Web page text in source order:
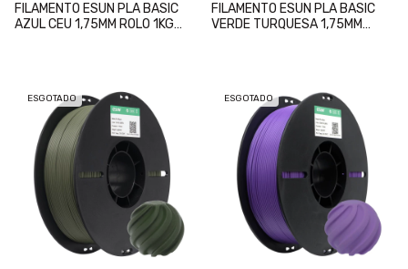
FILAMENTO ESUN PLA BASIC
AZUL CEU 1,75MM ROLO 1KG
FILAMENTO ESUN PLA BASIC
VERDE TURQUESA 1,75MM
ESGOTADO ESGOTADO